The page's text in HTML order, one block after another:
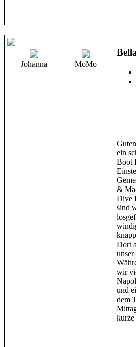
Johanna MoMo
ein
Boot
&
Dive
sind
Dort
wir
und
dem
kurze